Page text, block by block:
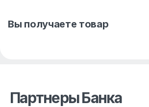
Вы получаете товар
Партнеры Банка